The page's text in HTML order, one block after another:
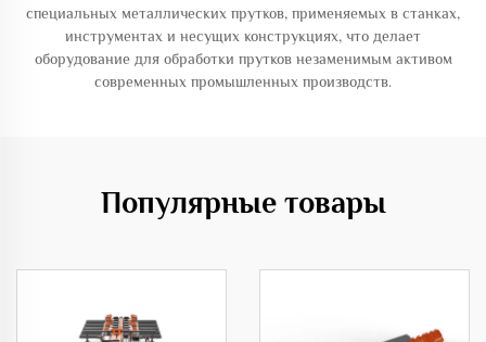
специальных металлических прутков, применяемых в станках,
инструментах и несущих конструкциях, что делает
оборудование для обработки прутков незаменимым активом
современных промышленных производств.
Популярные товары